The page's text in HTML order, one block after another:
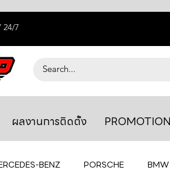
24/7
ผลงานการติดตั้ง PROMOTION
BENZ PORSCHE BMW